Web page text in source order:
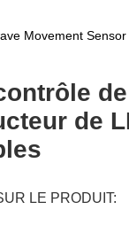
Movement
de
LE PRODUIT: